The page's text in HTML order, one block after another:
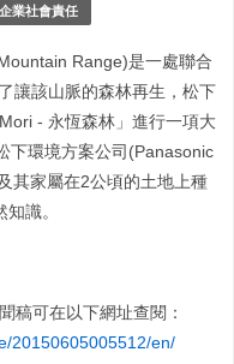
企業社會責任
Range)是一處聯合
讓該山脈的森林再生，松下
- 永恆森林」進行一項大
下環境方案公司(Panasonic
其家屬在2公頃的土地上種
識。
稿可在以下網址查閱：
20150605005512/en/